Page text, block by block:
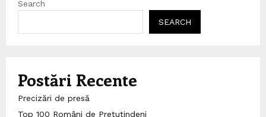
Search
SEARCH
Postări Recente
Precizări de presă
Top 100 Români de Pretutindeni